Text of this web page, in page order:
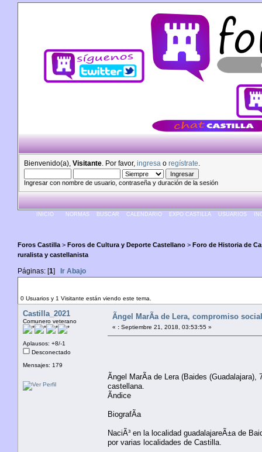
Bienvenido(a), Visitante . Por favor, ingresa o regístrate
Ingresar con nombre de usuario, contraseña y duración de la sesión
INICIO NORMAS BUSCAR CALENDARIO EXPO CASTILLA USUARIOS
Foros Castilla > Foros de Cultura y Deporte Castellano > Foro de Historia de
ruralista y castellanista
Páginas: [1] Ir Abajo
0 Usuarios y 1 Visitante están viendo este tema.
Castilla_2021
Comunero veterano
Aplausos: +8/-1
Desconectado
Mensajes: 179
Ãngel MarÃ­a de Lera, compromiso
« : Septiembre 21, 2018, 03:53:55 »
Ãngel MarÃ­a de Lera (Baides
castellana.
Ãndice
BiografÃ­a
NaciÃ³ en la localidad guadalajareÃ±a de
por varias localidades de Castilla.